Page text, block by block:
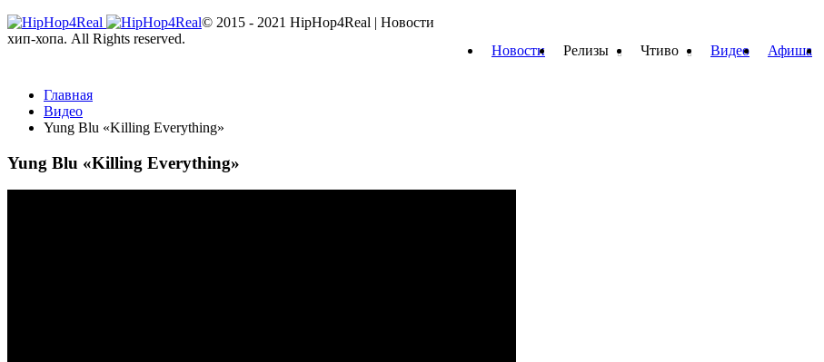
Новости Релизы Чтиво Видео Афиша
Главная
Видео
Yung Blu «Killing Everything»
Yung Blu «Killing Everything»
© 2015 - 2021 HipHop4Real | Новости
хип-хопа. All Rights reserved.